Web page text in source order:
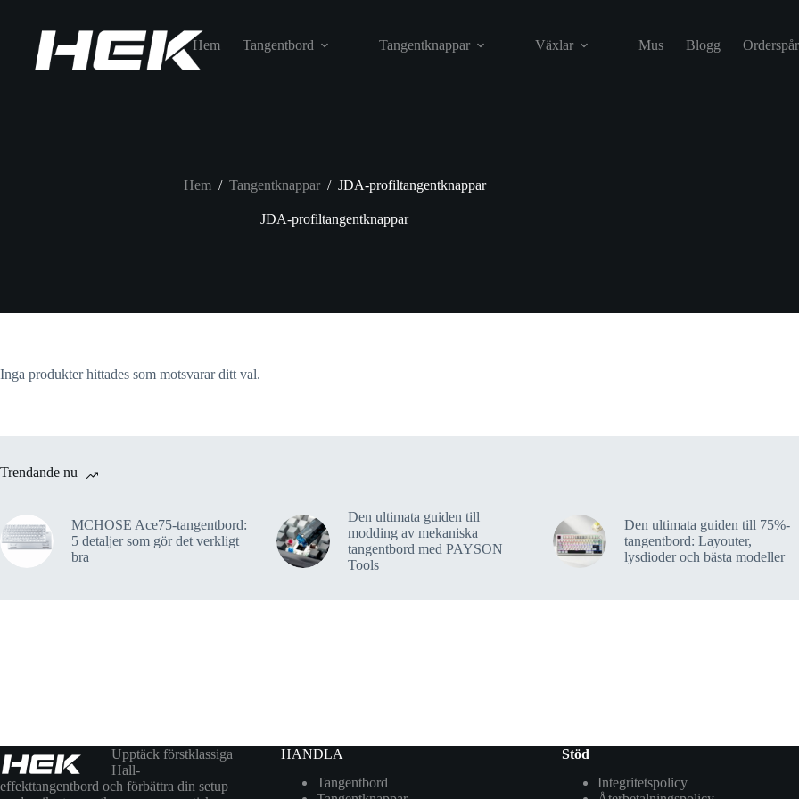
Hem Tangentbord Tangentknappar Växlar Mus Blogg
Hem / Tangentknappar / JDA-profiltangentknappar
JDA-profiltangentknappar
Inga produkter hittades som motsvarar ditt val.
Trendande nu
MCHOSE Ace75-tangentbord:
5 detaljer som gör det verkligt
bra
Den ultimata guiden till
modding av mekaniska
tangentbord med PAYSON
Tools
Den ultimata guiden till 75%-
tangentbord: Layouter,
lysdioder och bästa modeller
Upptäck förstklassiga
Hall-
effekttangentbord och förbättra din setup
HANDLA
Tangentbord
Stöd
Integritetspolicy